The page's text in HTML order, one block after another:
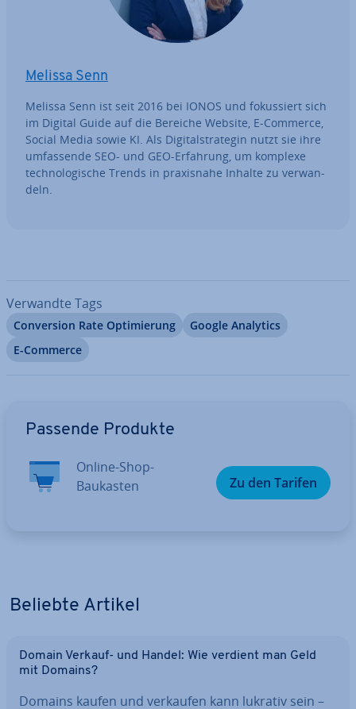
Melissa Senn
Melissa Senn ist seit 2016 bei IONOS und fo­kus­siert sich
im Digital Guide auf die Bereiche Website, E-Commerce,
Social Media sowie KI. Als Di­gi­tal­stra­te­gin nutzt sie ihre
um­fas­sen­de SEO- und GEO-Erfahrung, um komplexe
tech­no­lo­gi­sche Trends in pra­xis­na­he Inhalte zu ver­wan­
deln.
Verwandte Tags
Con­ver­si­on Rate Op­ti­mie­rung
Google Analytics
E-Commerce
Passende Produkte
Online-Shop-
Baukasten
Zu den Tarifen
Beliebte Artikel
Domain Verkauf- und Handel: Wie verdient man Geld
mit Domains?
Domains kaufen und verkaufen kann lukrativ sein –